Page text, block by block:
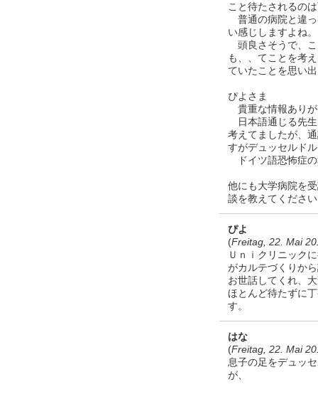
こと待たされるの
普通の病院と違
い感じしますよね
頭良さそうで、
も、、てことを考
ていたことを思い
ぴよさま
貴重な情報あり
日本語通じる先
考えてましたが、
すがデュッセルド
ドイツ語恐怖症
他にも大学病院を
談を教えてくださ
ぴよ
(Freitag, 22. Mai
Ｕｎｉクリニック
がカルテづくりか
お世話してくれ、
ほとんど待たずに
す。
はな
(Freitag, 22. Mai
息子の足をデュッ
が、